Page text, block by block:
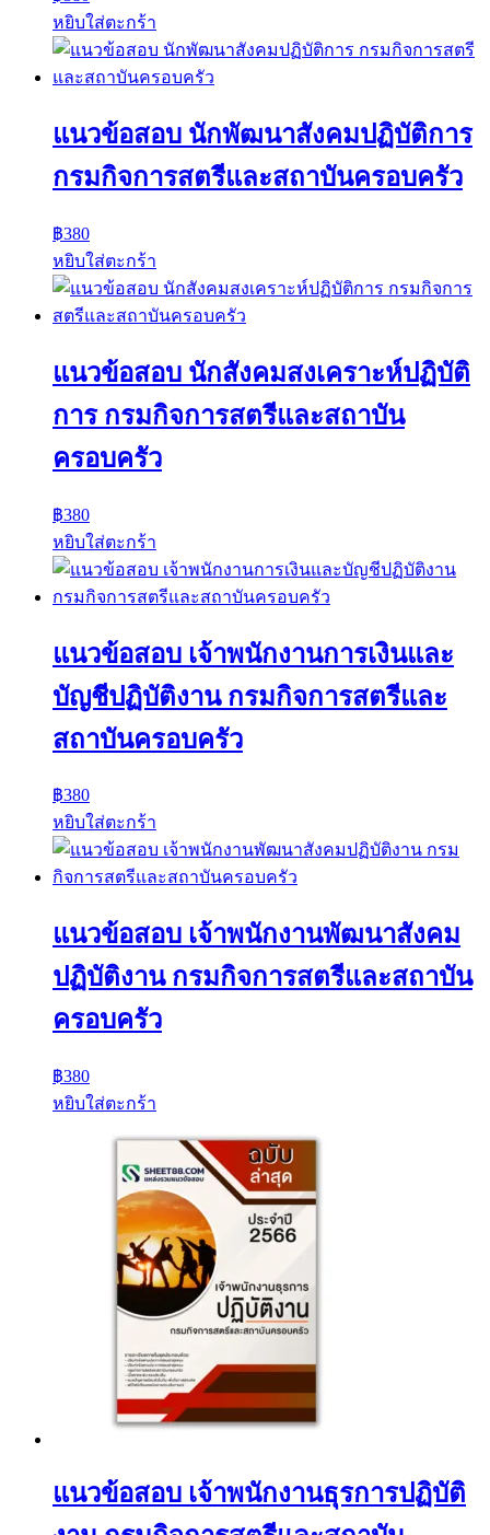
หยิบใส่ตะกร้า
แนวข้อสอบ นักพัฒนาสังคมปฏิบัติการ
กรมกิจการสตรีและสถาบันครอบครัว
฿380
หยิบใส่ตะกร้า
แนวข้อสอบ นักสังคมสงเคราะห์ปฏิบัติ
การ กรมกิจการสตรีและสถาบัน
ครอบครัว
฿380
หยิบใส่ตะกร้า
แนวข้อสอบ เจ้าพนักงานการเงินและ
บัญชีปฏิบัติงาน กรมกิจการสตรีและ
สถาบันครอบครัว
฿380
หยิบใส่ตะกร้า
แนวข้อสอบ เจ้าพนักงานพัฒนาสังคม
ปฏิบัติงาน กรมกิจการสตรีและสถาบัน
ครอบครัว
฿380
หยิบใส่ตะกร้า
แนวข้อสอบ เจ้าพนักงานธุรการปฏิบัติ